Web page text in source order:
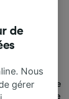
à Bamberg,
les temps
et en bus.
commence
de
de
Nous
gérer